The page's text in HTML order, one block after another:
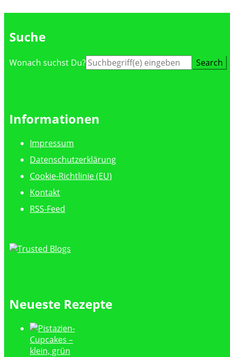
Suche
Suche
Wonach suchst Du?
Informationen
Impressum
Datenschutzerklärung
Cookie-Richtlinie (EU)
Kontakt
RSS-Feed
Neueste Rezepte